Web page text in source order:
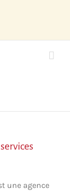
une agence